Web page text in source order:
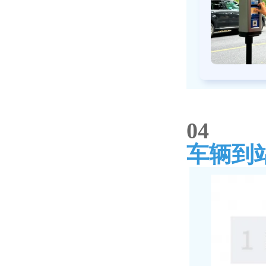
04
车辆到